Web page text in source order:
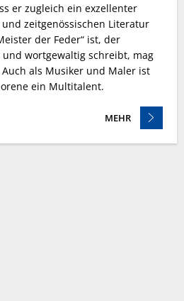
er zugleich ein exzellenter
zeitgenössischen Literatur
der Feder“ ist, der
wortgewaltig schreibt, mag
als Musiker und Maler ist
ein Multitalent.
MEHR